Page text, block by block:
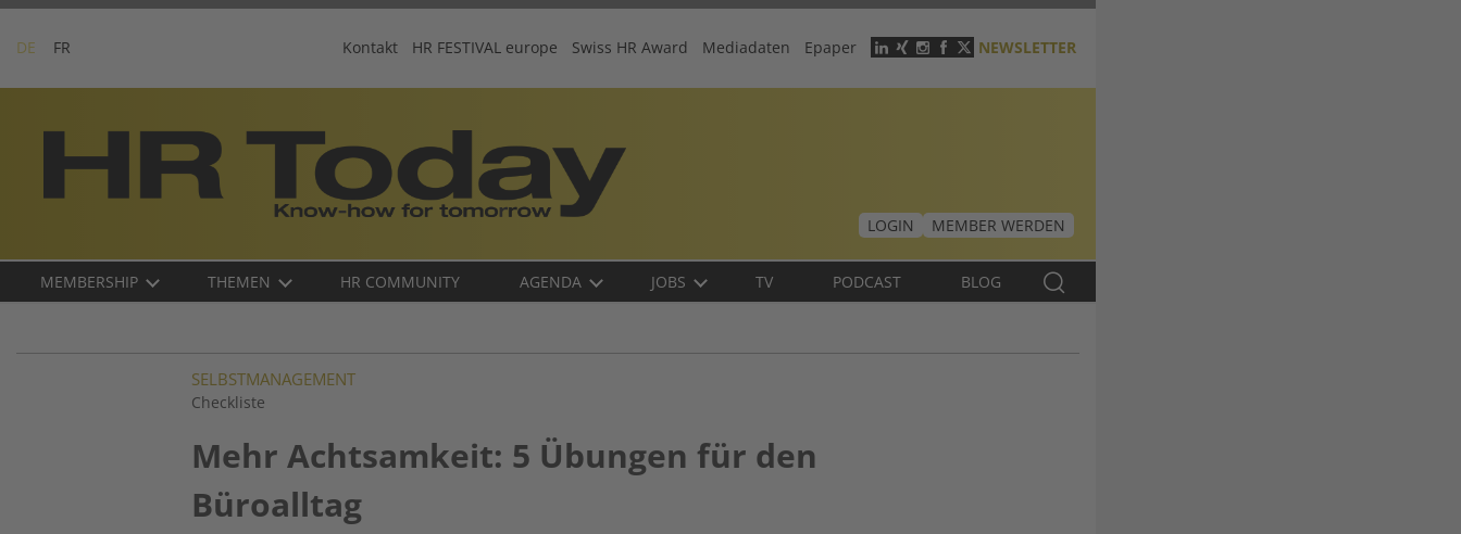
Skip
content
DE FR
Header
menu
Kontakt HR FESTIVAL europe Swiss HR Award Mediadaten Epaper NEWSLETTER
LOGIN
MEMBER WERDEN
Main
DE
MEMBERSHIP THEMEN HR COMMUNITY AGENDA JOBS TV PODCAST BLOG
SELBSTMANAGEMENT
Checkliste
Mehr Achtsamkeit: 5 Übungen für den
Büroalltag